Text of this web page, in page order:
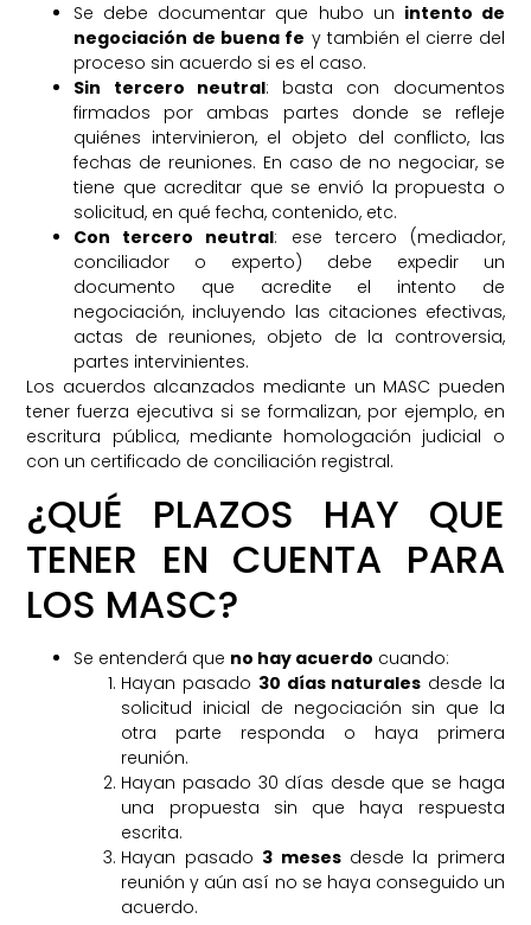
Se debe documentar que hubo un intento de
negociación de buena fe y también el cierre del
proceso sin acuerdo si es el caso.
Sin tercero neutral: basta con documentos
firmados por ambas partes donde se refleje
quiénes intervinieron, el objeto del conflicto, las
fechas de reuniones. En caso de no negociar, se
tiene que acreditar que se envió la propuesta o
solicitud, en qué fecha, contenido, etc.
Con tercero neutral: ese tercero (mediador,
conciliador o experto) debe expedir un
documento que acredite el intento de
negociación, incluyendo las citaciones efectivas,
actas de reuniones, objeto de la controversia,
partes intervinientes.
Los acuerdos alcanzados mediante un MASC pueden
tener fuerza ejecutiva si se formalizan, por ejemplo, en
escritura pública, mediante homologación judicial o
con un certificado de conciliación registral.
¿QUÉ PLAZOS HAY QUE
TENER EN CUENTA PARA
LOS MASC?
Se entenderá que no hay acuerdo cuando:
Hayan pasado 30 días naturales desde la
solicitud inicial de negociación sin que la
otra parte responda o haya primera
reunión.
Hayan pasado 30 días desde que se haga
una propuesta sin que haya respuesta
escrita.
Hayan pasado 3 mesesdesde la primera
reunión y aún así no se haya conseguido un
acuerdo.